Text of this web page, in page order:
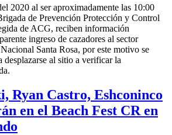
2020 al ser aproximadamente las 10:00
de Prevención Protección y Control
de ACG, reciben información
ingreso de cazadores al sector
Santa Rosa, por este motivo se
desplazarse al sitio a verificar la
Ryan Castro, Eshconinco
en el Beach Fest CR en